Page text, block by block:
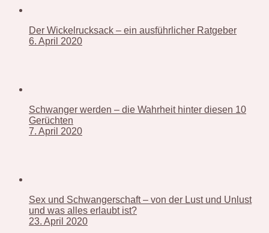
Der Wickelrucksack – ein ausführlicher Ratgeber
6. April 2020
Schwanger werden – die Wahrheit hinter diesen 10
Gerüchten
7. April 2020
Sex und Schwangerschaft – von der Lust und Unlust
und was alles erlaubt ist?
23. April 2020